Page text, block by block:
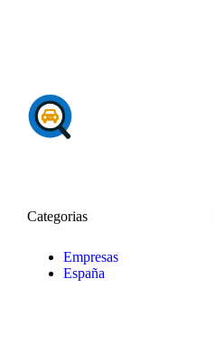
Categorias
Empresas
España